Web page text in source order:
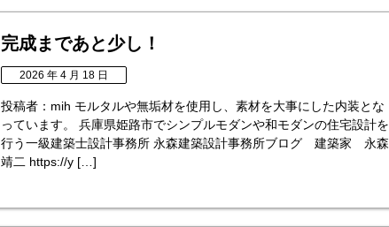
完成まであと少し！
2026 年 4 月 18 日
投稿者：mih モルタルや無垢材を使用し、素材を大事にした内装とな
っています。 兵庫県姫路市でシンプルモダンや和モダンの住宅設計を
行う一級建築士設計事務所 永森建築設計事務所ブログ 建築家 永森
靖二 https://y […]